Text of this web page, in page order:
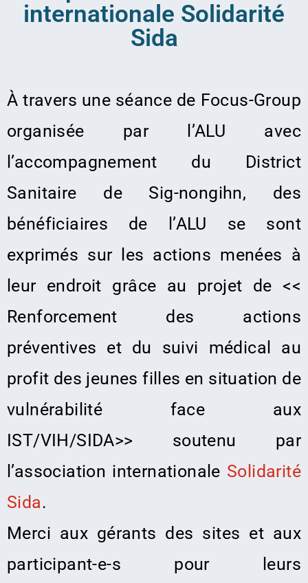
internationale Solidarité
Sida
À travers une séance de Focus-Group
organisée par l’ALU avec
l’accompagnement du District
Sanitaire de Sig-nongihn, des
bénéficiaires de l’ALU se sont
exprimés sur les actions menées à
leur endroit grâce au projet de <<
Renforcement des actions
préventives et du suivi médical au
profit des jeunes filles en situation de
vulnérabilité face aux
IST/VIH/SIDA>> soutenu par
l’association internationale Solidarité
Sida.
Merci aux gérants des sites et aux
participant-e-s pour leurs